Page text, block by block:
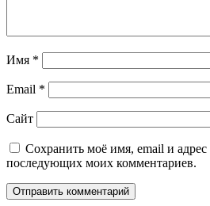
Имя *
Email *
Сайт
Сохранить моё имя, email и адрес
последующих моих комментариев.